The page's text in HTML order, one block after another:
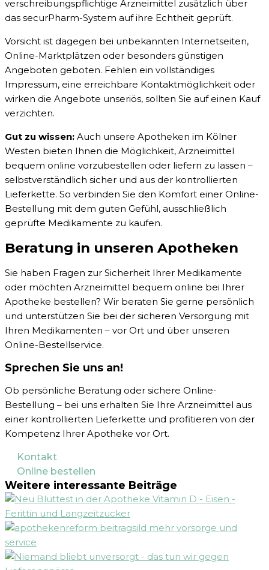
verschreibungspflichtige Arzneimittel zusätzlich über
das securPharm-System auf ihre Echtheit geprüft.
Vorsicht ist dagegen bei unbekannten Internetseiten,
Online-Marktplätzen oder besonders günstigen
Angeboten geboten. Fehlen ein vollständiges
Impressum, eine erreichbare Kontaktmöglichkeit oder
wirken die Angebote unseriös, sollten Sie auf einen Kauf
verzichten.
Gut zu wissen: Auch unsere Apotheken im Kölner
Westen bieten Ihnen die Möglichkeit, Arzneimittel
bequem online vorzubestellen oder liefern zu lassen –
selbstverständlich sicher und aus der kontrollierten
Lieferkette. So verbinden Sie den Komfort einer Online-
Bestellung mit dem guten Gefühl, ausschließlich
geprüfte Medikamente zu kaufen.
Beratung in unseren Apotheken
Sie haben Fragen zur Sicherheit Ihrer Medikamente
oder möchten Arzneimittel bequem online bei Ihrer
Apotheke bestellen? Wir beraten Sie gerne persönlich
und unterstützen Sie bei der sicheren Versorgung mit
Ihren Medikamenten – vor Ort und über unseren
Online-Bestellservice.
Sprechen Sie uns an!
Ob persönliche Beratung oder sichere Online-
Bestellung – bei uns erhalten Sie Ihre Arzneimittel aus
einer kontrollierten Lieferkette und profitieren von der
Kompetenz Ihrer Apotheke vor Ort.
Kontakt
Online bestellen
Weitere interessante Beiträge